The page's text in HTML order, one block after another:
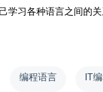
学习各种语言之间的
编程语言 IT